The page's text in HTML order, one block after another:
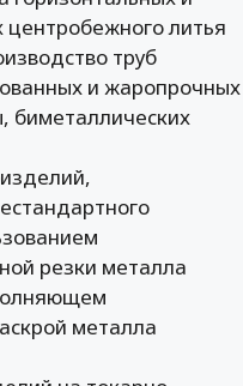
литья
труб
и жаропрочных
биметаллических
резки металла
металла